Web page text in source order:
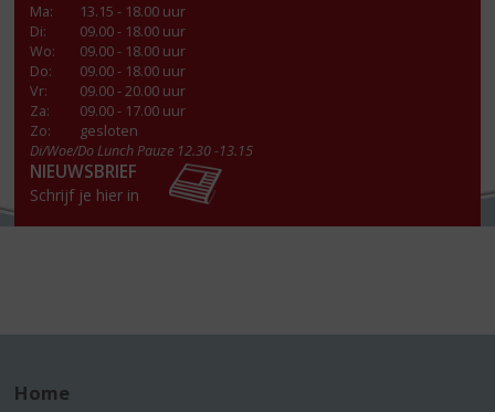
Ma:
13.15 - 18.00 uur
Di:
09.00 - 18.00 uur
Wo:
09.00 - 18.00 uur
Do:
09.00 - 18.00 uur
Vr:
09.00 - 20.00 uur
Za:
09.00 - 17.00 uur
Zo:
gesloten
Di/Woe/Do Lunch Pauze 12.30 -13.15
NIEUWSBRIEF
Schrijf je hier in
Home